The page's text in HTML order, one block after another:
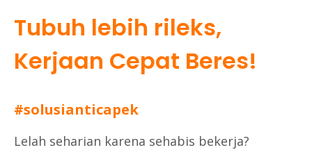
Tubuh lebih rileks,
Kerjaan Cepat Beres!
#solusianticapek
Lelah seharian karena sehabis bekerja?